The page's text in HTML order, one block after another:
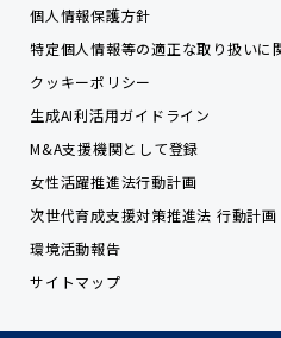
個人情報保護方針
特定個人情報等の適正な取り扱いに
クッキーポリシー
生成AI利活用ガイドライン
M&A支援機関として登録
女性活躍推進法行動計画
次世代育成支援対策推進法 行動計画
環境活動報告
サイトマップ